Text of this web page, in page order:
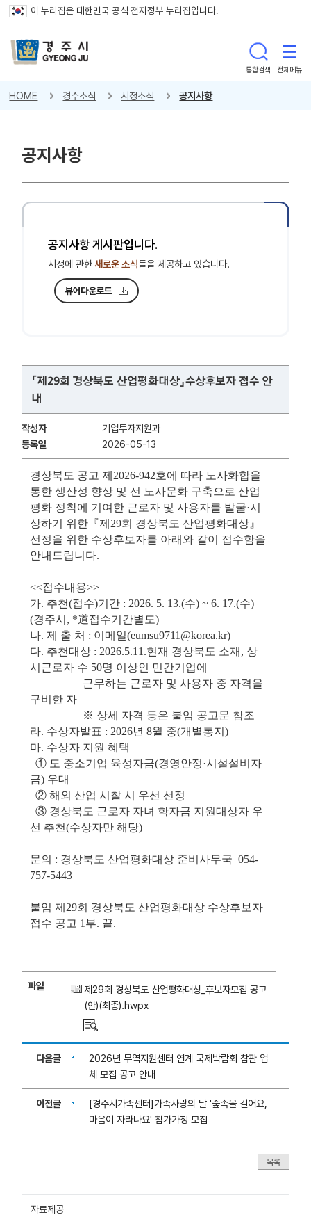
이 누리집은 대한민국 공식 전자정부 누리집입니다.
통합검색 전체메뉴
HOME 경주소식 시정소식 공지사항
공지사항
공지사항 게시판입니다.
시정에 관한새로운 소식들을 제공하고 있습니다.
뷰어다운로드
「제29회 경상북도 산업평화대상」수상후보자 접수 안
내
작성자
기업투자지원과
등록일
2026-05-13
경상북도 공고 제 2026-942호에 따라 노사화합을
통한 생산성 향상 및 선 노사문화 구축으로 산업
평화 정착에 기여한 근로자 및 사용자를 발굴·시
상하기 위한『제 29회 경상북도 산업평화대상』
선정을 위한 수상후보자를 아래와 같이 접수함을
안내드립니다.
<<접수내용>>
가. 추천(접수)기간 : 2026. 5. 13.(수) ~ 6. 17.(수)
(경주시 , *道접수기간별도)
나. 제 출 처 : 이메일(eumsu9711@korea.kr)
다. 추천대상 : 2026.5.11.현재 경상북도 소재 , 상
시근로자 수 50명 이상인 민간기업에
근무하는 근로자 및 사용자 중 자격을
구비한 자
※ 상세 자격 등은 붙임 공고문 참조
라. 수상자발표 : 2026년 8월 중(개별통지 )
마. 수상자 지원 혜택
① 도 중소기업 육성자금(경영안정·시설설비자
금) 우대
② 해외 산업 시찰 시 우선 선정
③ 경상북도 근로자 자녀 학자금 지원대상자 우
선 추천(수상자만 해당)
문의 : 경상북도 산업평화대상 준비사무국 054-
757-5443
붙임 제 29회 경상북도 산업평화대상 수상후보자
접수 공고 1 부. 끝.
파일
제29회 경상북도 산업평화대상_후보자모집 공고
(안)(최종).hwpx
다음글
2026년 무역지원센터 연계 국제박람회 참관 업
체 모집 공고 안내
이전글
[경주시가족센터]가족사랑의 날 '숲속을 걸어요,
마음이 자라나요' 참가가정 모집
목록
자료제공